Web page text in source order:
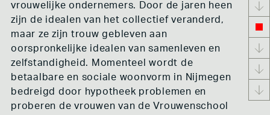
SOCIAAL KAPITAAL
COLLECTIVITEIT VS SOLIDARITEIT
AMSTERDAM ALTERNATIVE
VRIJPLAATSEN
HET DOMIJN
BAJESDORP
VEERHUIS
vrouwelijke ondernemers. Door de jaren heen
zijn de idealen van het collectief veranderd,
maar ze zijn trouw gebleven aan
oorspronkelijke idealen van samenleven en
zelfstandigheid. Momenteel wordt de
betaalbare en sociale woonvorm in Nijmegen
bedreigd door hypotheek problemen en
proberen de vrouwen van de Vrouwenschool